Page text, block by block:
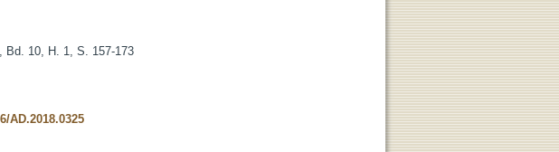
Bd. 10, H. 1, S. 157-173
AD.2018.0325